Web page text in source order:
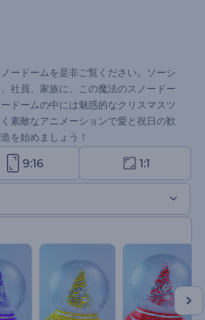
ードームを是非ご覧ください。ソーシ
社員、家族に、この魔法のスノードー
ドームの中には魅惑的なクリスマスツ
素敵なアニメーションで愛と祝日の歓
を始めましょう！
9:16 1:1